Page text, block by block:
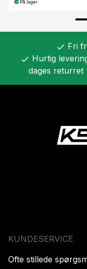
På lager
check Fri
check Hurtig
dages returret
KUNDESERVICE
Ofte stillede